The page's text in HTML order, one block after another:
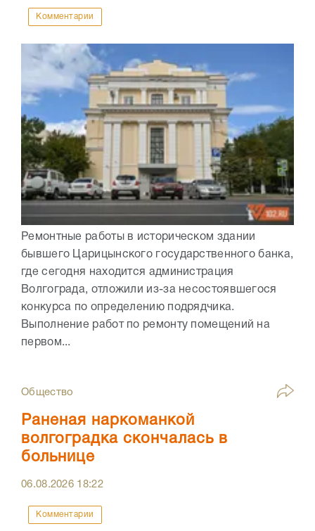
Комментарии
Ремонтные работы в историческом здании
бывшего Царицынского государственного банка,
где сегодня находится администрация
Волгограда, отложили из-за несостоявшегося
конкурса по определению подрядчика.
Выполнение работ по ремонту помещений на
первом...
Общество
Раненая наркоманкой
волгоградка скончалась в
больнице
06.08.2026 18:22
Комментарии